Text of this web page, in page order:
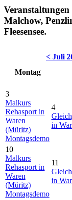
Malchow,
Fleesensee.
< Juli
Montag
3
Malkurs
Rehasport in
Waren
(Müritz)
Montagsdemo
4
in
10
Malkurs
Rehasport in
Waren
(Müritz)
Montagsdemo
11
in